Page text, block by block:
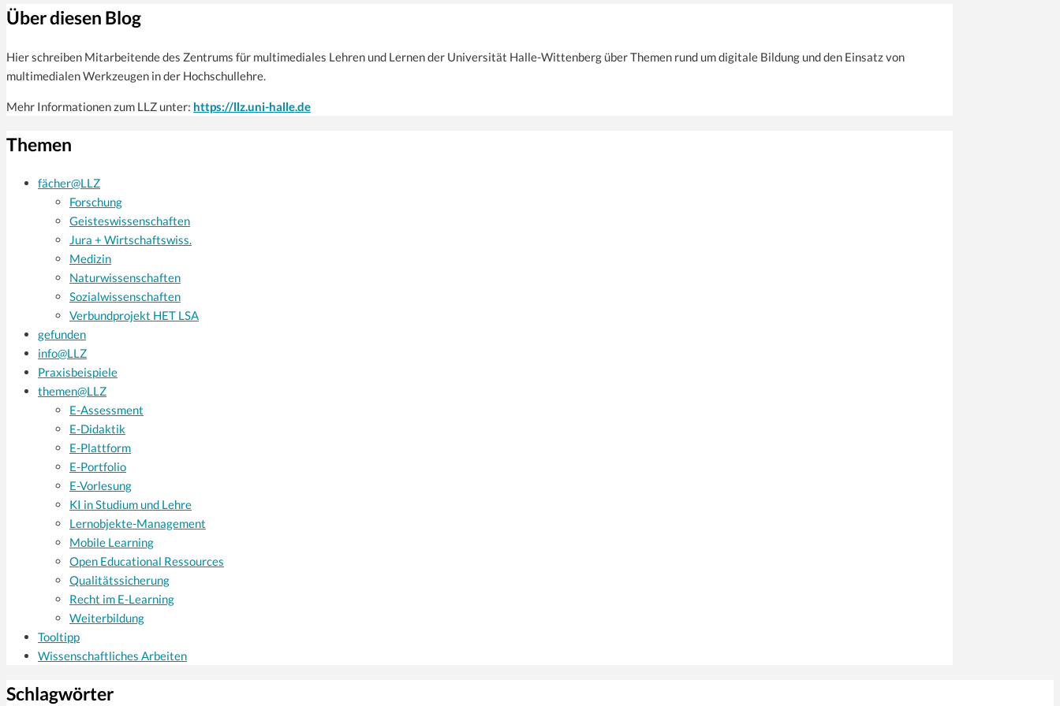
Über diesen Blog
Hier schreiben Mitarbeitende des Zentrums für multi­mediales Lehren und Lernen der Universität Halle-Wittenberg über Themen rund um digitale Bildung und den Einsatz von
multimedialen Werkzeugen in der Hochschullehre.
Mehr Informationen zum LLZ unter: https://llz.uni-halle.de
Themen
fächer@LLZ
Forschung
Geisteswissenschaften
Jura + Wirtschaftswiss.
Medizin
Naturwissenschaften
Sozialwissenschaften
Verbundprojekt HET LSA
gefunden
info@LLZ
Praxisbeispiele
themen@LLZ
E-Assessment
E-Didaktik
E-Plattform
E-Portfolio
E-Vorlesung
KI in Studium und Lehre
Lernobjekte-Management
Mobile Learning
Open Educational Ressources
Qualitätssicherung
Recht im E-Learning
Weiterbildung
Tooltipp
Wissenschaftliches Arbeiten
Schlagwörter